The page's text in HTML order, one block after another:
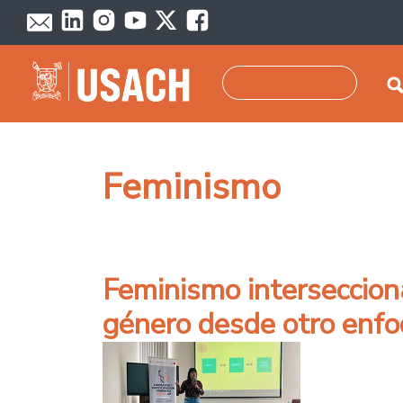
Pasar al contenido principal
Feminismo
Feminismo
género desde otro